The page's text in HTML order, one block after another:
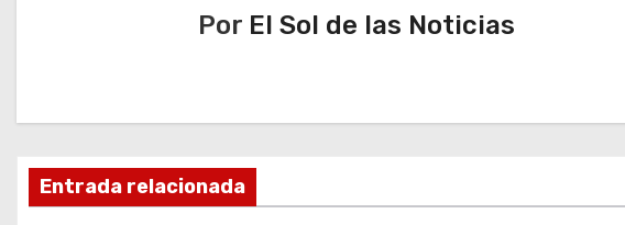
c
i
Por El Sol de las Noticias
Entrada relacionada